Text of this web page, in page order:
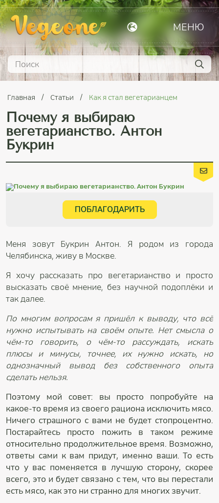
МЕНЮ
Главная Статьи Как я стал вегетарианцем
Почему я выбираю
вегетарианство. Антон
Букрин
ПОБЛАГОДАРИТЬ
Меня зовут Букрин Антон. Я родом из города
Челябинска, живу в Москве.
Я хочу рассказать про вегетарианство и просто
высказать своё мнение, без научной подоплёки и
так далее.
По многим вопросам я пришёл к выводу, что всё
нужно испытывать на своём опыте. Нет смысла о
чём-то говорить, о чём-то рассуждать, искать
плюсы и минусы, точнее, их нужно искать, но
однозначный вывод без собственного опыта
сделать нельзя.
Поэтому мой совет: вы просто попробуйте на
какое-то время из своего рациона исключить мясо.
Ничего страшного с вами не будет стопроцентно.
Постарайтесь просто пожить в таком режиме
относительно продолжительное время. Возможно,
ответы сами к вам придут, именно ваши. То есть
что у вас поменяется в лучшую сторону, скорее
всего, это и будет связано с тем, что вы перестали
есть мясо, как это ни странно для многих звучит.